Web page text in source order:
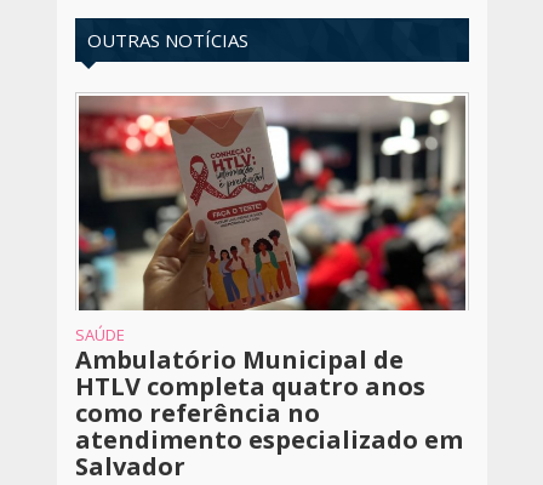
OUTRAS NOTÍCIAS
SAÚDE
Ambulatório Municipal de
HTLV completa quatro anos
como referência no
atendimento especializado em
Salvador